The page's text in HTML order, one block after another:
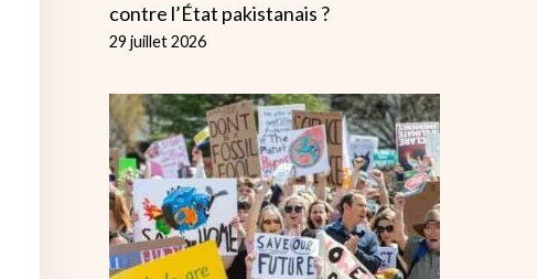
contre l’État pakistanais ?
29 juillet 2026